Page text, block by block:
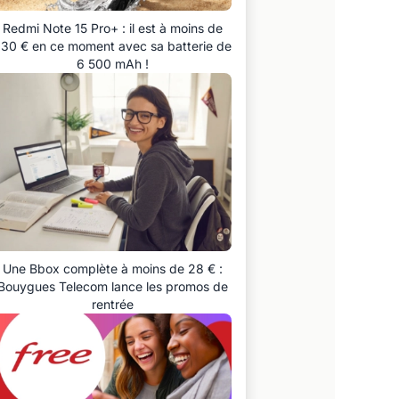
Redmi Note 15 Pro+ : il est à moins de
€ en ce moment avec sa batterie de
6 500 mAh !
Une Bbox complète à moins de 28 € :
Telecom lance les promos de
rentrée